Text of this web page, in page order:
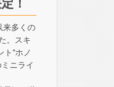
！
来多くの
。スキ
“ホノ
ニライ